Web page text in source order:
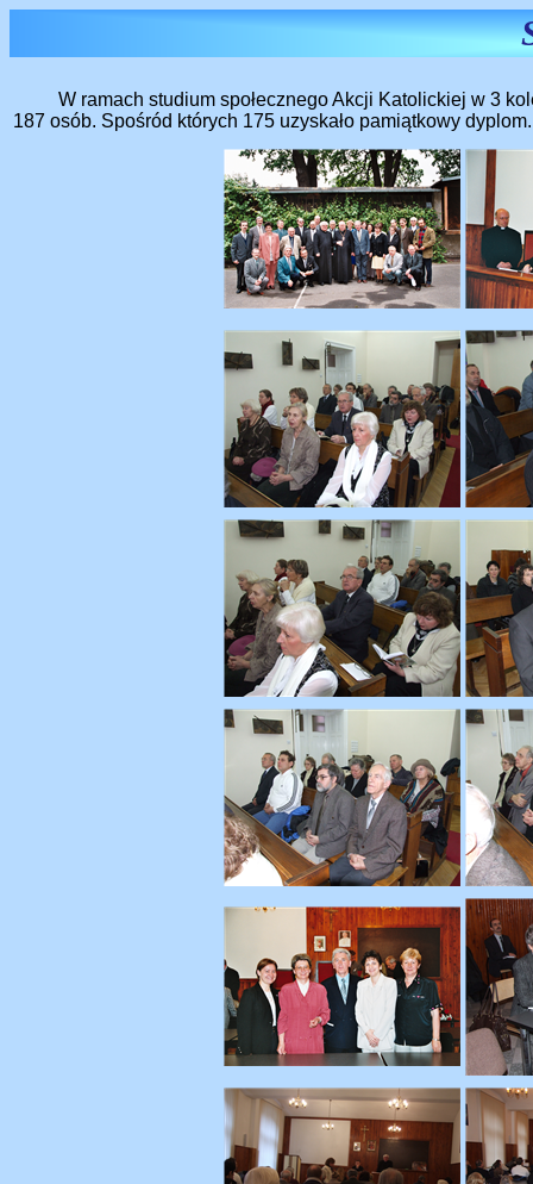
W ramach studium społecznego Akcji Katolickiej w 3
187 osób. Spośród których 175 uzyskało pamiątkowy dyplom.